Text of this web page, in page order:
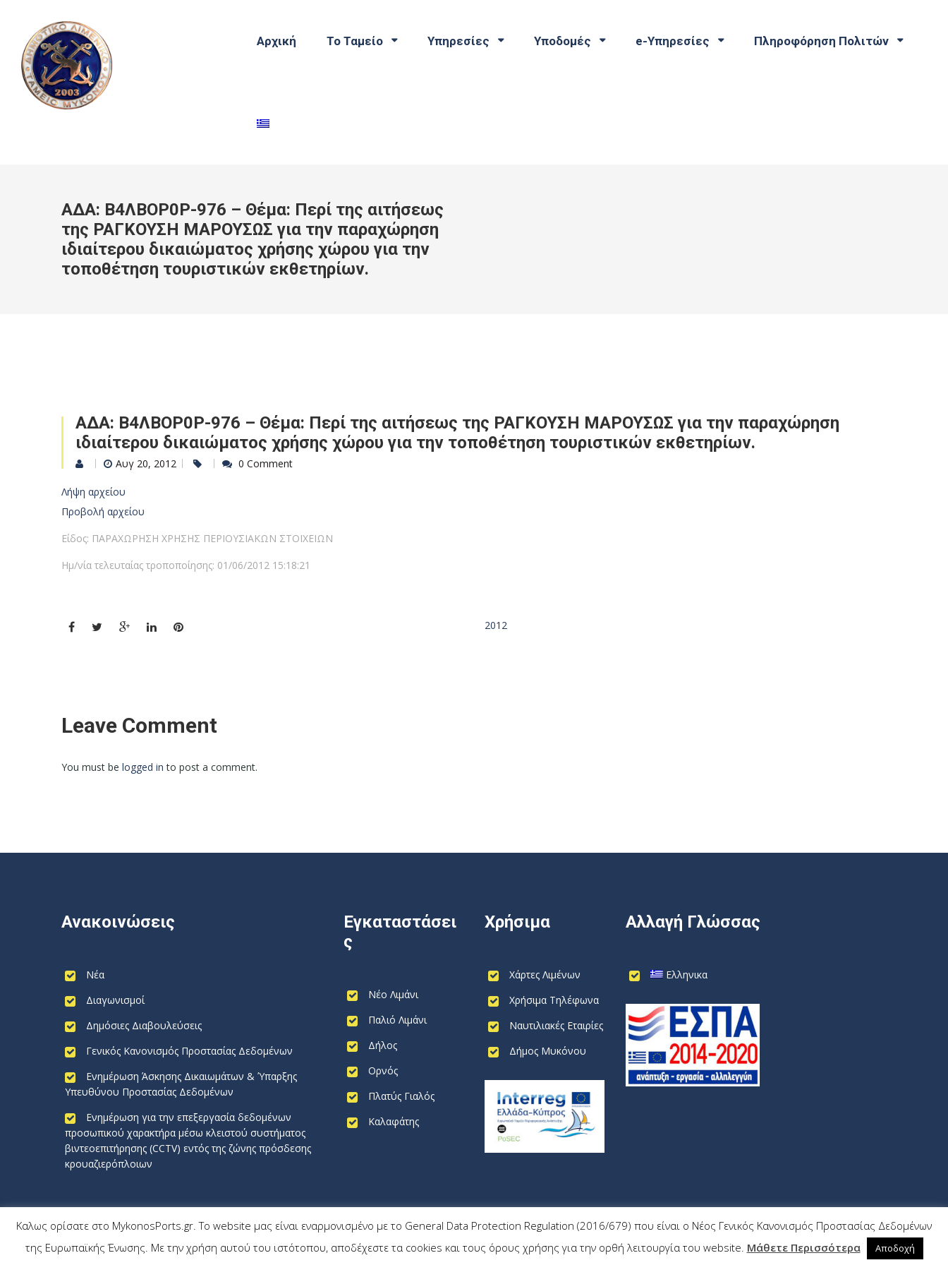
Αρχική Το Ταμείο Υπηρεσίες Υποδομές e-Υπηρεσίες Πληροφόρηση Πολιτών
ΑΔΑ: Β4ΛΒΟΡ0Ρ-976 – Θέμα: Περί της αιτήσεως
της ΡΑΓΚΟΥΣΗ ΜΑΡΟΥΣΩΣ για την παραχώρηση
ιδιαίτερου δικαιώματος χρήσης χώρου για την
τοποθέτηση τουριστικών εκθετηρίων.
ΑΔΑ: Β4ΛΒΟΡ0Ρ-976 – Θέμα: Περί της αιτήσεως της ΡΑΓΚΟΥΣΗ ΜΑΡΟΥΣΩΣ για την παραχώρηση
ιδιαίτερου δικαιώματος χρήσης χώρου για την τοποθέτηση τουριστικών εκθετηρίων.
Αυγ 20, 2012 0 Comment
Λήψη αρχείου
Προβολή αρχείου
Είδος: ΠΑΡΑΧΩΡΗΣΗ ΧΡΗΣΗΣ ΠΕΡΙΟΥΣΙΑΚΩΝ ΣΤΟΙΧΕΙΩΝ
Ημ/νία τελευταίας τροποποίησης: 01/06/2012 15:18:21
2012
Leave Comment
You must be logged in to post a comment.
Ανακοινώσεις
Νέα
Διαγωνισμοί
Δημόσιες Διαβουλεύσεις
Γενικός Κανονισμός Προστασίας Δεδομένων
Ενημέρωση Άσκησης Δικαιωμάτων & Ύπαρξης
Υπευθύνου Προστασίας Δεδομένων
Ενημέρωση για την επεξεργασία δεδομένων
προσωπικού χαρακτήρα μέσω κλειστού συστήματος
βιντεοεπιτήρησης (CCTV) εντός της ζώνης πρόσδεσης
κρουαζιερόπλοιων
Εγκαταστάσει
ς
Νέο Λιμάνι
Παλιό Λιμάνι
Δήλος
Ορνός
Πλατύς Γιαλός
Καλαφάτης
Χρήσιμα
Χάρτες Λιμένων
Χρήσιμα Τηλέφωνα
Ναυτιλιακές Εταιρίες
Δήμος Μυκόνου
Αλλαγή Γλώσσας
Ελληνικα
All rights reservedMykonosPorts.gr Wrk.gr
Καλως ορίσατε στο MykonosPorts.gr. Το website μας είναι εναρμονισμένο με το General Data Protection Regulation (2016/679) που είναι ο Νέος Γενικός Κανονισμός Προστασίας Δεδομένων
της Ευρωπαϊκής Ένωσης. Με την χρήση αυτού του ιστότοπου, αποδέχεστε τα cookies και τους όρους χρήσης για την ορθή λειτουργία του website. Μάθετε Περισσότερα Αποδοχή